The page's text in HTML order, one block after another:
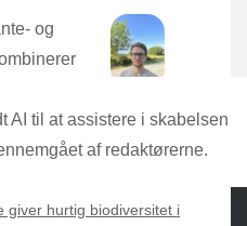
og
fra mulden.
giver hurtig biodiversitet i
AI til at assistere i skabelsen
af redaktørerne.